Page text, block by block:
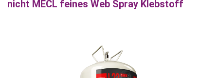
nicht MECL feines Web Spray Klebstoff
Bildergalerie überspringen